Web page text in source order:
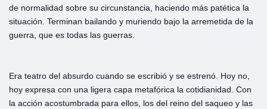
de normalidad sobre su circunstancia, haciendo más patética la
situación. Terminan bailando y muriendo bajo la arremetida de la
guerra, que es todas las guerras.
Era teatro del absurdo cuando se escribió y se estrenó. Hoy no,
hoy expresa con una ligera capa metafórica la cotidianidad. Con
la acción acostumbrada para ellos, los del reino del saqueo y las